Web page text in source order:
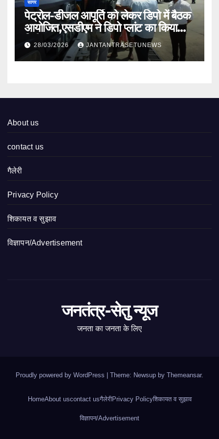
सागर
पेट्रोल-डीजल आपूर्ति को लेकर डिपो में बैठक
आयोजित,एसडीएम ने डिपो प्लांट का किया
निरीक्षण
28/03/2026 JANTANTRASETUNEWS
About us
contact us
गैलेरी
Privacy Policy
शिकायत व सुझाव
विज्ञापन/Advertisement
जनतंत्र-सेतु न्यूज
जनता का जनता के लिए
Proudly powered by WordPress Theme: Newsup by Themeansar.
HomeAbout uscontact usगैलेरीPrivacy Policyशिकायत व सुझाव
विज्ञापन/Advertisement